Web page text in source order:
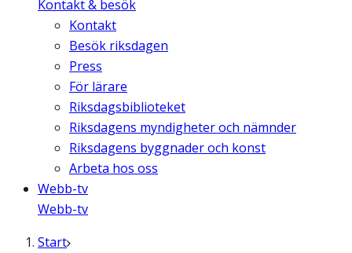
Kontakt & besök
Kontakt
Besök riksdagen
Press
För lärare
Riksdagsbiblioteket
Riksdagens myndigheter och nämnder
Riksdagens byggnader och konst
Arbeta hos oss
Webb-tv
Webb-tv
Start